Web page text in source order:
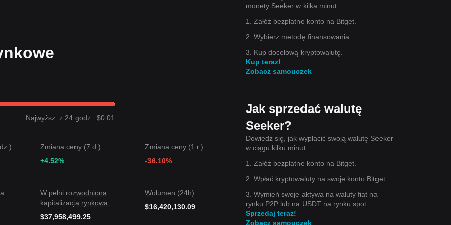
na horyzoncie średnioterminowym cena waha się obecnie pomiędzy
celuje w$0.00850.
celuje w$0.00520.
wsparcia
$0.00585 , to trend średnioterminowy ma pozostać neutralno-
Najwyższ. z 24 godz.: $0.01
Zmiana ceny (7 d.):
+4.52%
Zmiana ceny (1 r.):
-36.10%
W pełni rozwodniona
kapitalizacja rynkowa:
$37,958,499.25
Wolumen (24h):
$16,420,130.09
monety Seeker w kilka minut.
1. Załóż bezpłatne konto na Bitget.
2. Wybierz metodę finansowania.
3. Kup docelową kryptowalutę.
Kup teraz!
Zobacz samouczek
Jak sprzedać walutę
Seeker?
Dowiedz się, jak wypłacić swoją walutę Seeker
w ciągu kilku minut.
1. Załóż bezpłatne konto na Bitget.
2. Wpłać kryptowaluty na swoje konto Bitget.
3. Wymień swoje aktywa na waluty fiat na
rynku P2P lub na USDT na rynku spot.
Sprzedaj teraz!
Zobacz samouczek